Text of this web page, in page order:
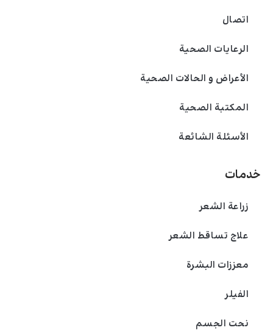
خدمات
زراعة الشعر
علاج تساقط الشعر
معززات البشرة
الفیلر
نحت الجسم
اتصال
الرعايات الصحية
الأعراض و الحالات الصحية
المكتبة الصحية
الأسئلة الشائعة